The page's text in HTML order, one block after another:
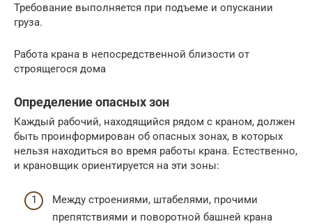
Требование выполняется при подъеме и опускании
груза.
Работа крана в непосредственной близости от
строящегося дома
Определение опасных зон
Каждый рабочий, находящийся рядом с краном, должен
быть проинформирован об опасных зонах, в которых
нельзя находиться во время работы крана. Естественно,
и крановщик ориентируется на эти зоны:
Между строениями, штабелями, прочими
препятствиями и поворотной башней крана